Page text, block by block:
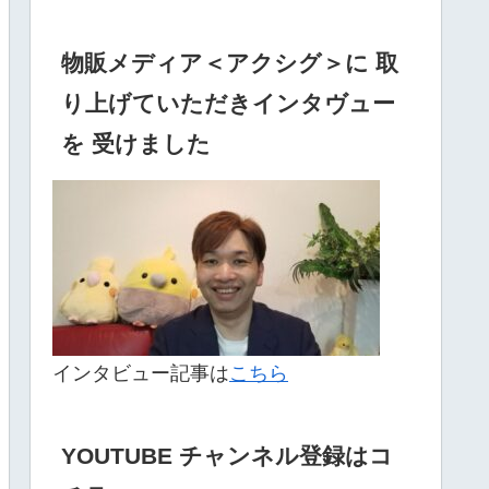
物販メディア＜アクシグ＞に 取
り上げていただきインタヴュー
を 受けました
インタビュー記事はこちら
YOUTUBE チャンネル登録はコ